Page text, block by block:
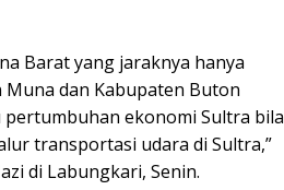
Barat yang jaraknya hanya
dan Kabupaten Buton
ekonomi Sultra bila
transportasi udara di Sultra,”
di Labungkari, Senin.